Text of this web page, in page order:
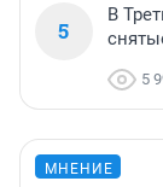
5
В
5
МНЕНИЕ